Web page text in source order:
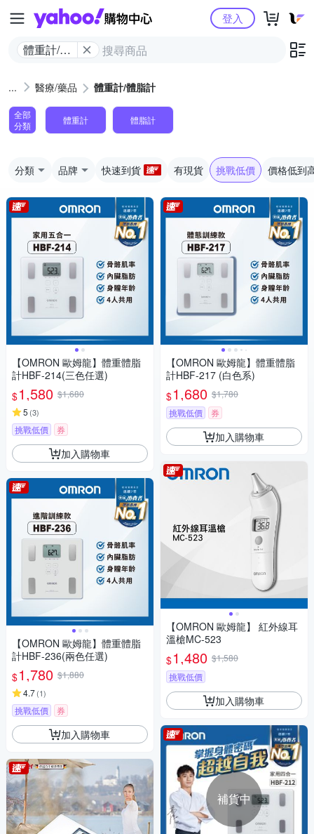
Yahoo購物中心
體重計/體
登入
醫療/藥品 體重計/體脂計
全部
分類
體重計 體脂計
分類 品牌 快速到貨 有現貨 挑戰低價 價格低到
【OMRON 歐姆龍】體重體脂
計HBF-214(三色任選)
$1,580 $1,680
5 (3)
挑戰低價 券
加入購物車
【OMRON 歐姆龍】體重體脂
計HBF-236(兩色任選)
$1,780 $1,880
4.7(1)
挑戰低價 券
加入購物車
【OMRON 歐姆龍】體重體脂
計HBF-217 (白色系)
$1,680 $1,780
挑戰低價
券
加入購物車
【OMRON 歐姆龍】 紅外線耳
溫槍MC-523
$1,480 $1,580
挑戰低價
加入購物車
補貨中